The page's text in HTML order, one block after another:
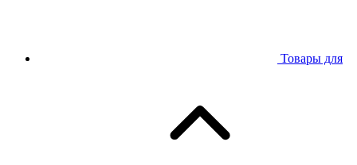
Товары для